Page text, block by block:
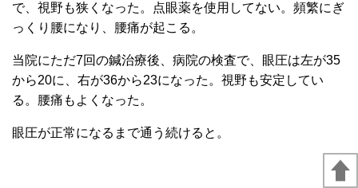
で、視野も狭くなった。点眼薬を使用してない。頻繁にぎ
っくり腰になり、腰痛が起こる。
当院にただ7回の鍼治療後、病院の検査で、眼圧は左が35
から20に、右が36から23になった。視野も安定してい
る。腰痛もよくなった。
眼圧が正常になるまで通う続けると。